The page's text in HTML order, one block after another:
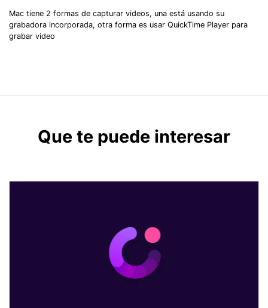
Mac tiene 2 formas de capturar videos, una está usando su
grabadora incorporada, otra forma es usar QuickTime Player para
grabar video
Que te puede interesar